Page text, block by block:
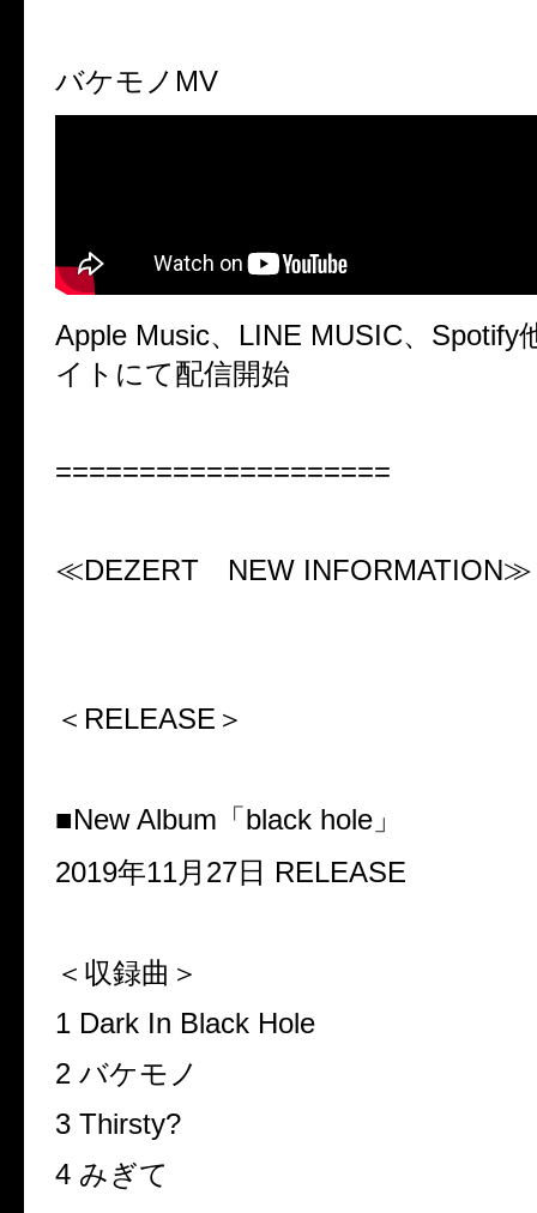
バケモノ MV
Apple Music、 LINE MUSIC、 Spotify
イトにて配信開始
====================
≪DEZERT NEW INFORMATION≫
＜ RELEASE ＞
■New Album 「 black hole 」
2019年11月 27日 RELEASE
＜収録曲＞
1 Dark In Black Hole
2 バケモノ
3 Thirsty?
4 みぎて